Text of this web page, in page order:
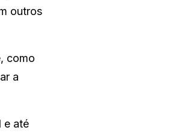
outros
como
a
e até